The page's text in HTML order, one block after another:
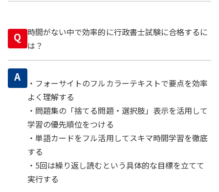
Q
時間がない中で効率的に行政書士試験に合格するに
は？
A
・フォーサイトのフルカラーテキストで要点を効率
よく理解する
・問題集の「捨てる問題・選択肢」表示を活用して
学習の優先順位をつける
・単語カードをフル活用してスキマ時間学習を徹底
する
・5回は繰り返し読むという具体的な目標を立てて
実行する